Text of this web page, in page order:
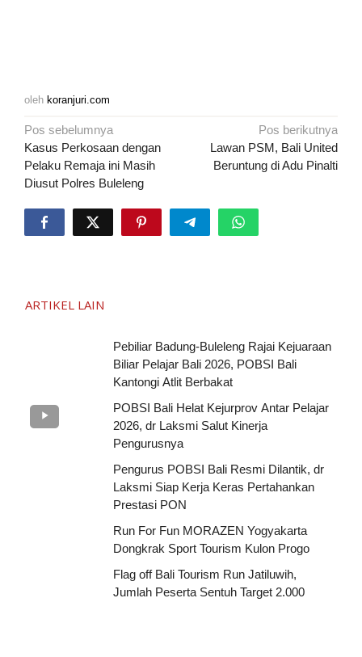
oleh koranjuri.com
Navigasi
pos
Pos sebelumnya
Kasus Perkosaan dengan
Pelaku Remaja ini Masih
Diusut Polres Buleleng
Pos berikutnya
Lawan PSM, Bali United
Beruntung di Adu Pinalti
ARTIKEL LAIN
Pebiliar Badung-Buleleng Rajai Kejuaraan
Biliar Pelajar Bali 2026, POBSI Bali
Kantongi Atlit Berbakat
POBSI Bali Helat Kejurprov Antar Pelajar
2026, dr Laksmi Salut Kinerja
Pengurusnya
Pengurus POBSI Bali Resmi Dilantik, dr
Laksmi Siap Kerja Keras Pertahankan
Prestasi PON
Run For Fun MORAZEN Yogyakarta
Dongkrak Sport Tourism Kulon Progo
Flag off Bali Tourism Run Jatiluwih,
Jumlah Peserta Sentuh Target 2.000